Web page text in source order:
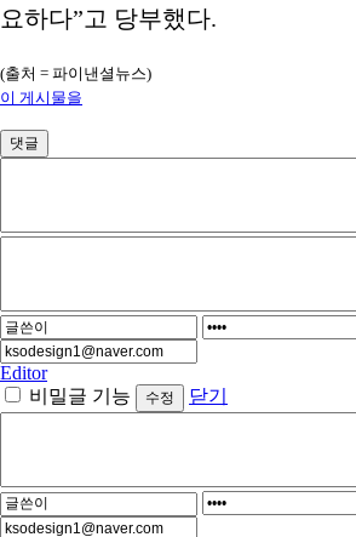
요하다”고 당부했다.
(출처 = 파이낸셜뉴스)
이 게시물을
댓글
Editor
비밀글 기능
닫기